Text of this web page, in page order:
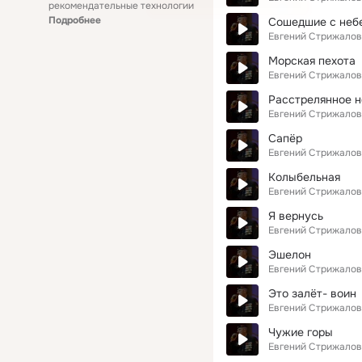
рекомендательные технологии
Подробнее
Сошедшие с
Евгений Стрижалов
Морская пехота
Евгений Стрижалов
Расстрелянное
Евгений Стрижалов
Сапёр
Евгений Стрижалов
Колыбельная
Евгений Стрижалов
Я вернусь
Евгений Стрижалов
Эшелон
Евгений Стрижалов
Это залёт- воин
Евгений Стрижалов
Чужие горы
Евгений Стрижалов